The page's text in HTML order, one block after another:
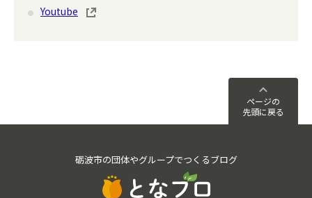
Youtube
ページの
先頭に戻る
砺波市の団体やグループでつくるブログ